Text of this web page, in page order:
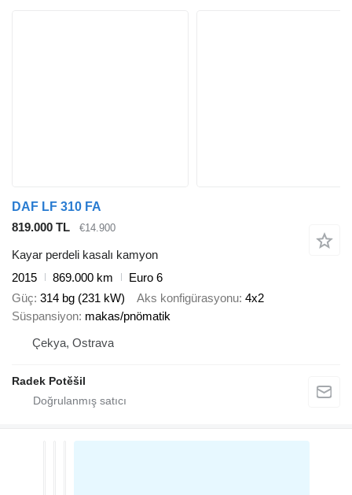
DAF LF 310 FA
819.000 TL
€14.900
Kayar perdeli kasalı kamyon
2015
869.000 km
Euro 6
Güç 314 bg (231 kW) Aks konfigürasyonu 4x2
Süspansiyon makas/pnömatik
Çekya, Ostrava
Radek Potěšil